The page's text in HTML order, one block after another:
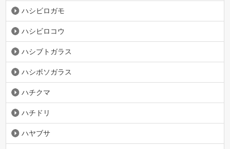
ハシビロガモ
ハシビロコウ
ハシブトガラス
ハシボソガラス
ハチクマ
ハチドリ
ハヤブサ